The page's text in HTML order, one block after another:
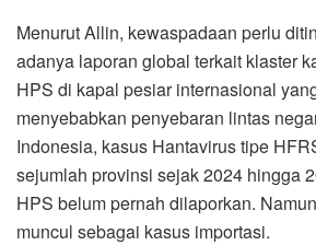
Menurut Allin, kewaspadaan perlu
adanya laporan global terkait klaster
HPS di kapal pesiar internasional
menyebabkan penyebaran lintas
Indonesia, kasus Hantavirus tipe
sejumlah provinsi sejak 2024 hingga
HPS belum pernah dilaporkan.
muncul sebagai kasus importasi.